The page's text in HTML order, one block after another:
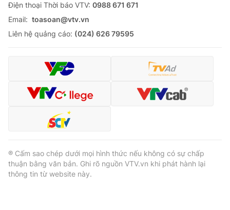
Giấy phép hoạt động báo in và báo điện tử số 483/GP-BTTTT
cấp ngày 29/12/2023
Tổng Biên tập:Vũ Thanh Thủy
Tổng đài VTV:024.38 355 931 - 024.38 355 932
Ðiện thoại Thời báo VTV:
toasoan@vtv.vn
Liên hệ quảng cáo:
Ðiện thoại Thời báo VTV: 0988 671 671
Email: toasoan@vtv.vn
Liên hệ quảng cáo: (024) 626 79595
® Cấm sao chép dưới mọi hình thức nếu không có sự chấp
thuận bằng văn bản. Ghi rõ nguồn VTV.vn khi phát hành lại
thông tin từ website này.